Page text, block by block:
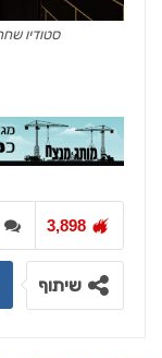
סטודיו
3,898
שיתוף